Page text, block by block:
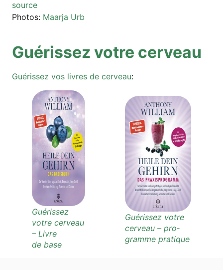
source
Pho­tos: Maar­ja Urb
Gué­ris­sez vot­re cerveau
Gué­ris­sez vos liv­res de cer­ve­au:
Gué­ris­sez
vot­re cer­ve­au
– Liv­re
de base
Gué­ris­sez vot­re
cer­ve­au – pro­
gram­me pratique